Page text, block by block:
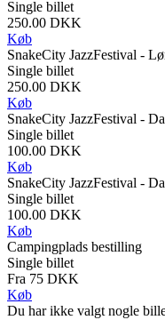
Single billet
250.00 DKK
Køb
SnakeCity JazzFestival -
Single billet
250.00 DKK
Køb
SnakeCity JazzFestival -
Single billet
100.00 DKK
Køb
SnakeCity JazzFestival -
Single billet
100.00 DKK
Køb
Campingplads bestilling
Single billet
Fra 75 DKK
Køb
Du har ikke valgt nogle